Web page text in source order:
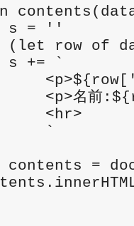
s = ''
(let row of
s += `
<p>名前
<hr>
`
contents =